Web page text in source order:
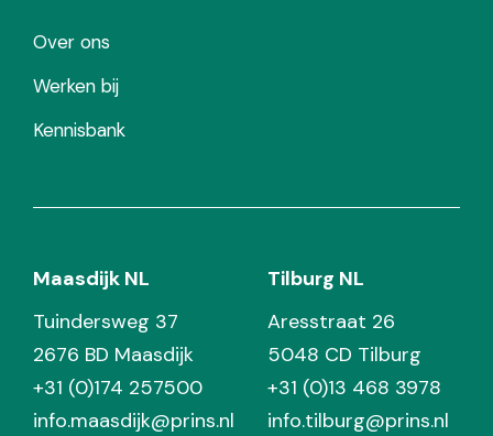
Over ons
Werken bij
Kennisbank
Maasdijk NL
Tuindersweg 37
2676 BD Maasdijk
+31 (0)174 257500
info.maasdijk@prins.nl
Tilburg NL
Aresstraat 26
5048 CD Tilburg
+31 (0)13 468 3978
info.tilburg@prins.nl